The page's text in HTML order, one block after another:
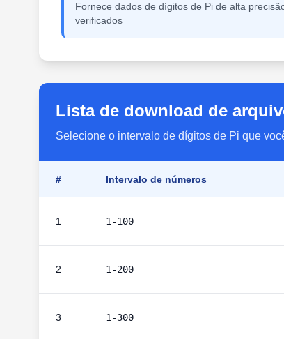
Fornece dados de dígitos de Pi de alta
verificados
Lista de download de
Selecione o intervalo de dígitos de Pi que
# Intervalo de números
1 1-100
2 1-200
3 1-300